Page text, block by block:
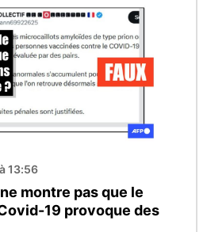
13:56
montre pas que le
19 provoque des